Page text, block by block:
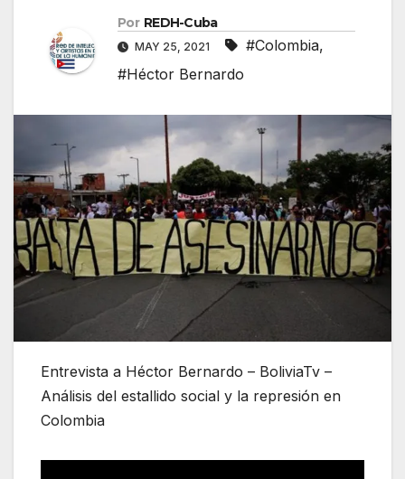
Por REDH-Cuba
MAY 25, 2021 #Colombia,
#Héctor Bernardo
Entrevista a Héctor Bernardo – BoliviaTv –
Análisis del estallido social y la represión en
Colombia